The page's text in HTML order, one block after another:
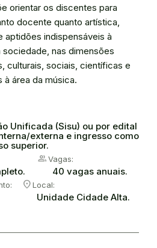
orientar os discentes para
docente quanto artística,
aptidões indispensáveis à
nas dimensões
culturais, sociais, científicas e
área da música.
Unificada (Sisu) ou por edital
externa e ingresso como
superior.
PeopleVagas:
40 vagas anuais.
RoomLocal:
Unidade Cidade Alta.